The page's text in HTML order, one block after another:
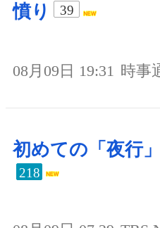
憤り
39
08月09日 19:31 時事
初めての「夜行
218